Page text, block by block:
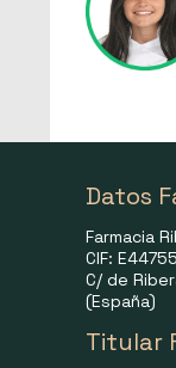
Datos
Farmacia
CIF:
C/ de
(España)
Titular